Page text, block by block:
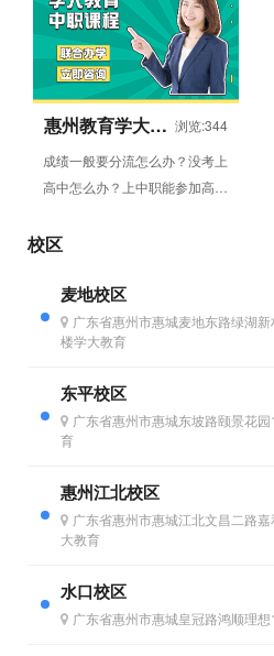
学，...
惠州教育学大中 浏览:344
成绩一般要分流怎么办？没考上
高中怎么办？上中职能参加高考
初中毕业怎么参加高考？考不...
校区
麦地校区
广东省惠州市惠城麦地东路绿湖
楼学大教育
东平校区
广东省惠州市惠城东坡路颐景花
育
惠州江北校区
广东省惠州市惠城江北文昌二路
大教育
水口校区
广东省惠州市惠城皇冠路鸿顺理